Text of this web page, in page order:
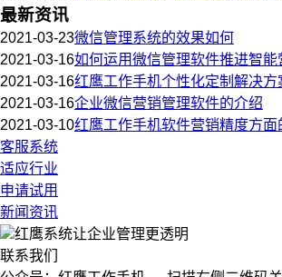
最新资讯
2021-03-23微信管理系统的效果如何
2021-03-16如何运用微信管理软件推进智能
2021-03-16红鹰工作手机个性化定制解决方
2021-03-16企业微信营销管理软件的介绍
2021-03-10红鹰工作手机软件营销精度方面
客服系统
适应行业
申请试用
新闻资讯
红鹰系统让企业管理更透明
联系我们